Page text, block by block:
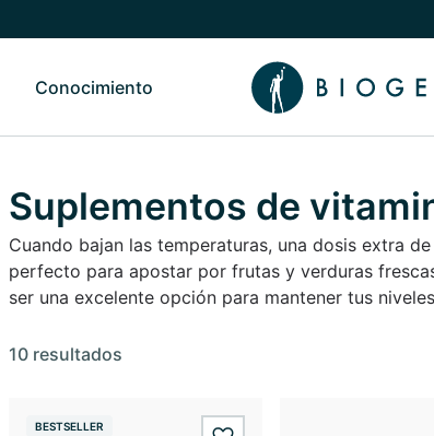
Alternar submenú de Nosotros
Conocimiento Alternar submenú de Conocimiento
Suplementos de
Cuando bajan las temperaturas, una dosis extra
perfecto para apostar por frutas y verduras
ser una excelente opción para mantener tus
10 resultados
BESTSELLER